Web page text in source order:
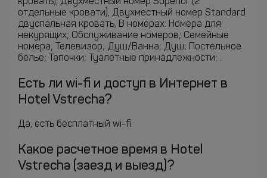
отдельные кровати), Двухместный номер Standard
двуспальная кровать, В номерах: Номера для
некурящих; Обслуживание номеров; Семейные
номера; Телевизор; Душ/Ванна; Душ; Постельное
белье; Тапочки; Туалетные принадлежности; .
Есть ли wi-fi и доступ в Интернет в
Hotel Vstrecha?
Да, есть бесплатный wi-fi.
Какое расчетное время в Hotel
Vstrecha (заезд и выезд)?